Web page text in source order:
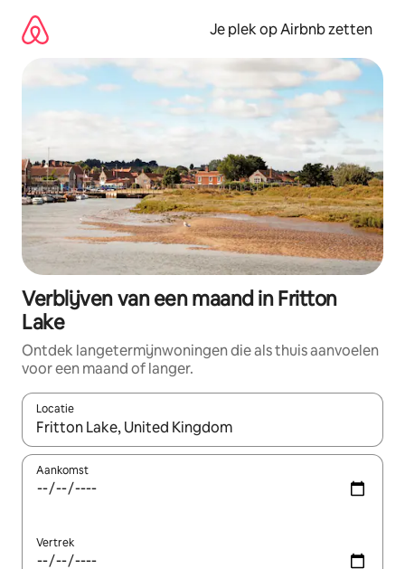
direct
naar
Je plek op Airbnb zetten
Verblijven van een maand in Fritton
Lake
Ontdek langetermijnwoningen die als thuis aanvoelen
voor een maand of langer.
Locatie
Wanneer er resultaten beschikbaar zijn, maak je een keuze
Aankomst
Vertrek